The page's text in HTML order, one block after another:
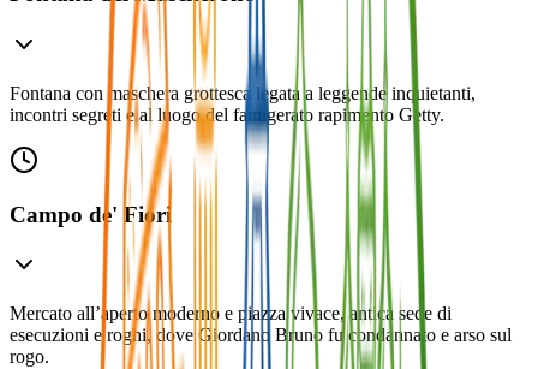
Fontana con maschera grottesca legata a leggende inquietanti,
incontri segreti e al luogo del famigerato rapimento Getty.
Campo de' Fiori
Mercato all’aperto moderno e piazza vivace, antica sede di
esecuzioni e roghi, dove Giordano Bruno fu condannato e arso sul
rogo.